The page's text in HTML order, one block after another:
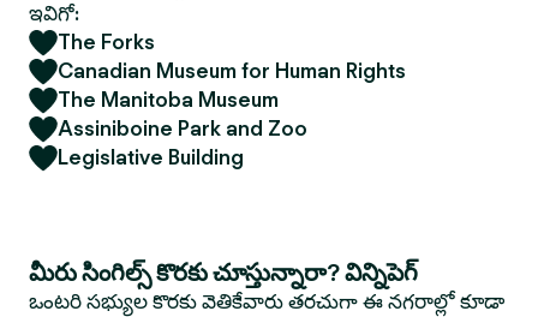
ఇవిగో:
The Forks
Canadian Museum for Human Rights
The Manitoba Museum
Assiniboine Park and Zoo
Legislative Building
మీరు సింగిల్స్ కొరకు చూస్తున్నారా? విన్నిపెగ్
ఒంటరి సభ్యుల కొరకు వెతికేవారు తరచుగా ఈ నగరాల్లో కూడా